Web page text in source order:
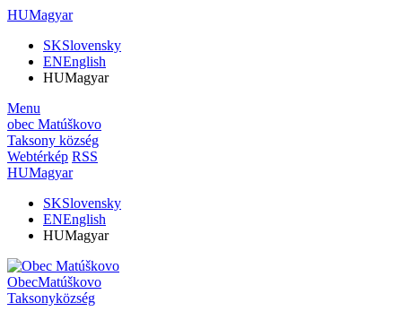
HUMagyar
SKSlovensky
ENEnglish
HUMagyar
Menu
obec Matúškovo
Taksony község
Webtérkép RSS
HUMagyar
SKSlovensky
ENEnglish
HUMagyar
ObecMatúškovo
Taksonyközség